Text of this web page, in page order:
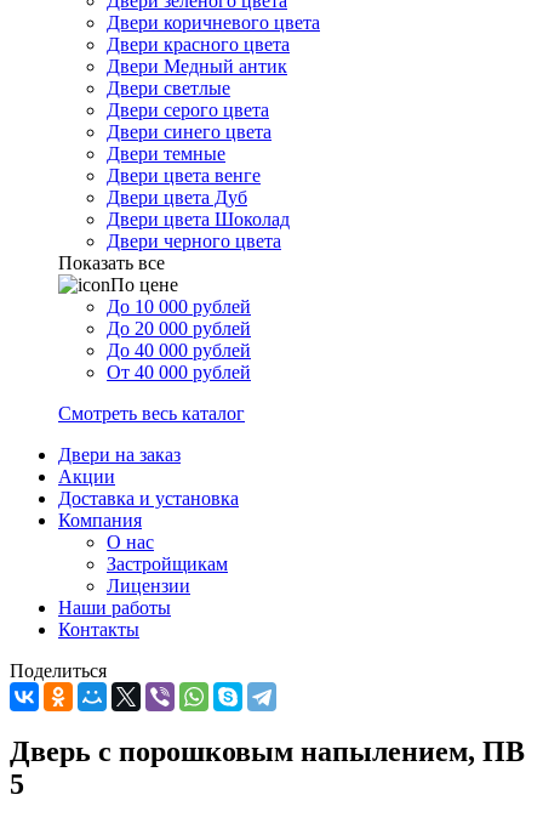
Двери коричневого цвета
Двери красного цвета
Двери Медный антик
Двери светлые
Двери серого цвета
Двери синего цвета
Двери темные
Двери цвета венге
Двери цвета Дуб
Двери цвета Шоколад
Двери черного цвета
Показать все
По цене
До 10 000 рублей
До 20 000 рублей
До 40 000 рублей
От 40 000 рублей
Смотреть весь каталог
Двери на заказ
Акции
Доставка и установка
Компания
О нас
Застройщикам
Лицензии
Наши работы
Контакты
Поделиться
Дверь с порошковым напылением, ПВ
5